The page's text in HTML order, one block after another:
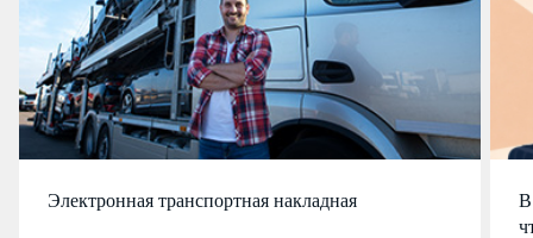
Электронная транспортная накладная
В